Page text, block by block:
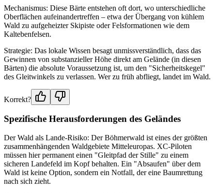
Mechanismus: Diese Bärte entstehen oft dort, wo unterschiedliche
Oberflächen aufeinandertreffen – etwa der Übergang von kühlem
Wald zu aufgeheizter Skipiste oder Felsformationen wie dem
Kaltebenfelsen.
Strategie: Das lokale Wissen besagt unmissverständlich, dass das
Gewinnen von substanzieller Höhe direkt am Gelände (in diesen
Bärten) die absolute Voraussetzung ist, um den "Sicherheitskegel"
des Gleitwinkels zu verlassen. Wer zu früh abfliegt, landet im Wald.
Korrekt?
Spezifische Herausforderungen des Geländes
Der Wald als Lande-Risiko: Der Böhmerwald ist eines der größten
zusammenhängenden Waldgebiete Mitteleuropas. XC-Piloten
müssen hier permanent einen "Gleitpfad der Stille" zu einem
sicheren Landefeld im Kopf behalten. Ein "Absaufen" über dem
Wald ist keine Option, sondern ein Notfall, der eine Baumrettung
nach sich zieht.